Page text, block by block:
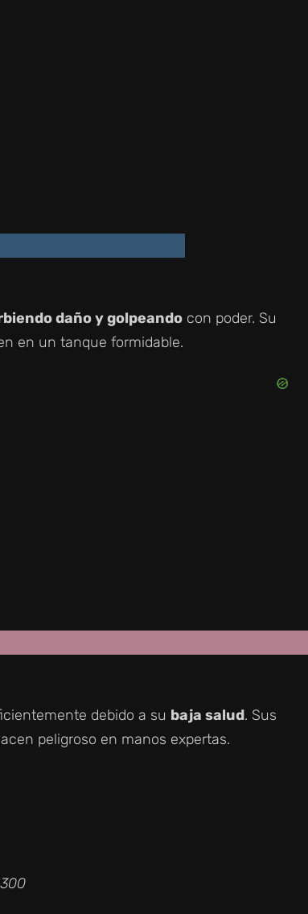
daño y golpeando con poder. Su
en un tanque formidable.
debido a su baja salud. Sus
peligroso en manos expertas.